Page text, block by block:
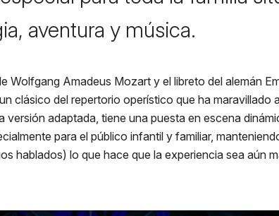
aventura y música.
Wolfgang Amadeus Mozart y el libreto del alemán
clásico del repertorio operístico que ha maravillado
versión adaptada, tiene una puesta en escena
para el público infantil y familiar,
hablados) lo que hace que la experiencia sea aún